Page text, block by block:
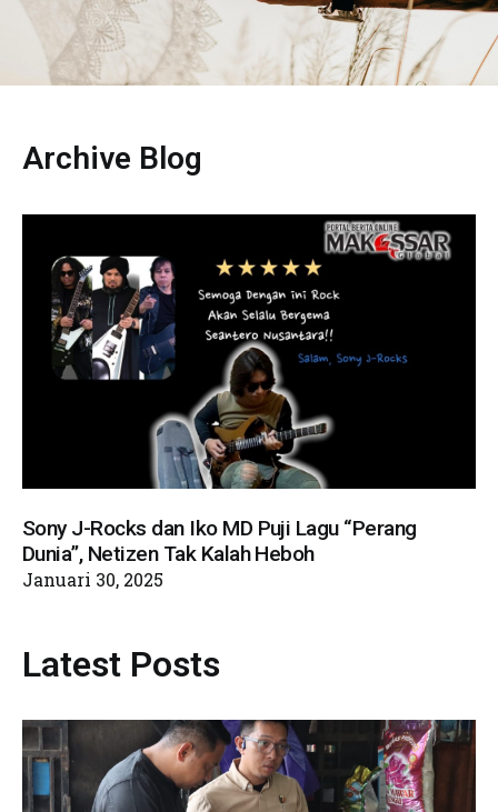
Archive Blog
Sony J-Rocks dan Iko MD Puji Lagu “Perang
Dunia”, Netizen Tak Kalah Heboh
Januari 30, 2025
Latest Posts